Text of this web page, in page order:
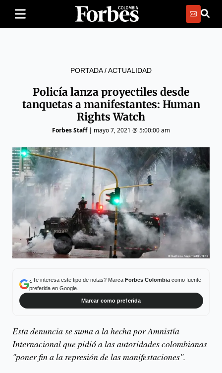
PORTADA/ACTUALIDAD
Policía lanza proyectiles desde
tanquetas a manifestantes: Human
Rights Watch
Forbes Staff| mayo 7, 2021 @ 5:00:00 am
¿Te interesa este tipo de notas? Marca Forbes Colombiacomo fuente
preferida en Google.
Marcar como preferida
Esta denuncia se suma a la hecha por Amnistía
Internacional que pidió a las autoridades colombianas
"poner fin a la represión de las manifestaciones".